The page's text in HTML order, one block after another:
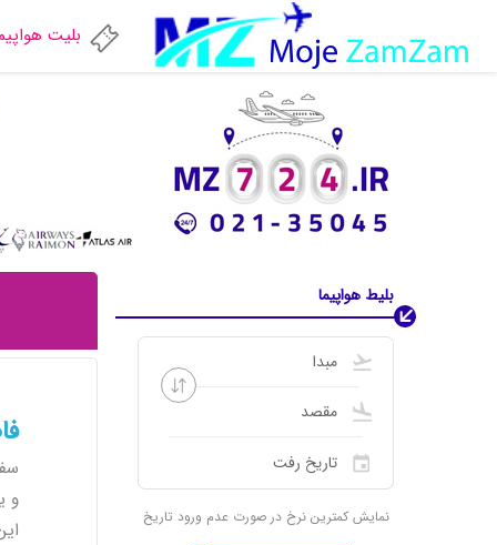
بلیت
بلیط هواپیما
نمایش کمترین نرخ در صورت عدم ورود تاریخ
و